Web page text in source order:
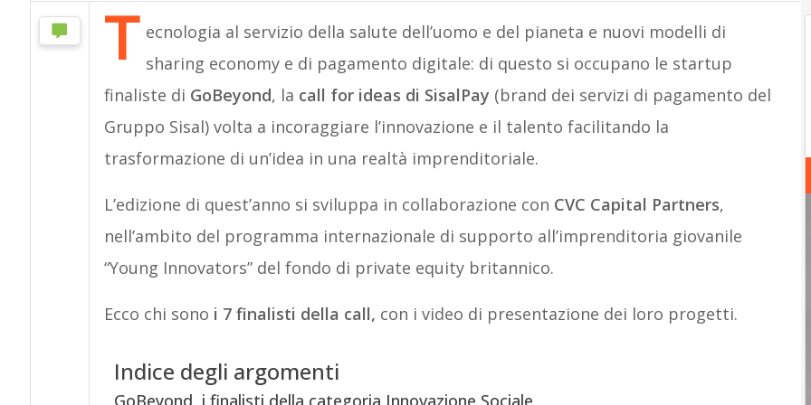
T ecnologia al servizio della salute dell’uomo e del pianeta e nuovi modelli di
sharing economy e di pagamento digitale: di questo si occupano le startup
finaliste di GoBeyond, la call for ideas di SisalPay (brand dei servizi di pagamento del
Gruppo Sisal) volta a incoraggiare l’innovazione e il talento facilitando la
trasformazione di un’idea in una realtà imprenditoriale.
L’edizione di quest’anno si sviluppa in collaborazione con CVC Capital Partners,
nell’ambito del programma internazionale di supporto all’imprenditoria giovanile
“Young Innovators” del fondo di private equity britannico.
Ecco chi sono i 7 finalisti della call, con i video di presentazione dei loro progetti.
Indice degli argomenti
GoBeyond, i finalisti della categoria Innovazione Sociale